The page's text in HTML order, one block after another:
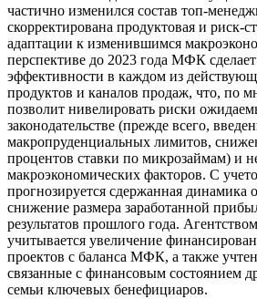
частично изменился состав топ-
скорректирована продуктовая и риск-
адаптации к изменившимся
перспективе до 2023 года МФК
эффективности в каждом из
продуктов и каналов продаж, что, по
позволит нивелировать риски
законодательстве (прежде всего,
макропруденциальных лимитов,
процентов ставки по микрозаймам) и
макроэкономических факторов. С
прогнозируется сдержанная динамика
снижение размера заработанной
результатов прошлого года.
учитывается увеличение
проектов с баланса МФК, а также
связанные с финансовым состоянием
семьи ключевых бенефициаров.